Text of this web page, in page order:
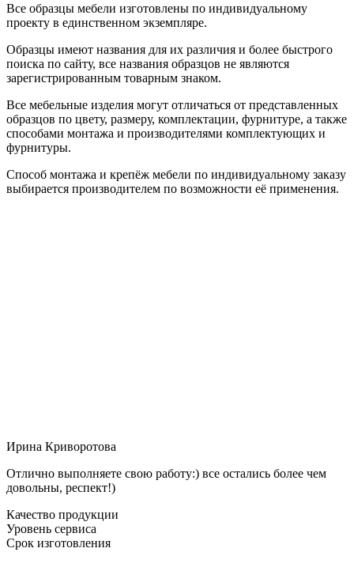
Все образцы мебели изготовлены по индивидуальному
проекту в единственном экземпляре.
Образцы имеют названия для их различия и более быстрого
поиска по сайту, все названия образцов не являются
зарегистрированным товарным знаком.
Все мебельные изделия могут отличаться от представленных
образцов по цвету, размеру, комплектации, фурнитуре, а также
способами монтажа и производителями комплектующих и
фурнитуры.
Способ монтажа и крепёж мебели по индивидуальному заказу
выбирается производителем по возможности её применения.
Ирина Криворотова
Отлично выполняете свою работу:) все остались более чем
довольны, респект!)
Качество продукции
Уровень сервиса
Срок изготовления